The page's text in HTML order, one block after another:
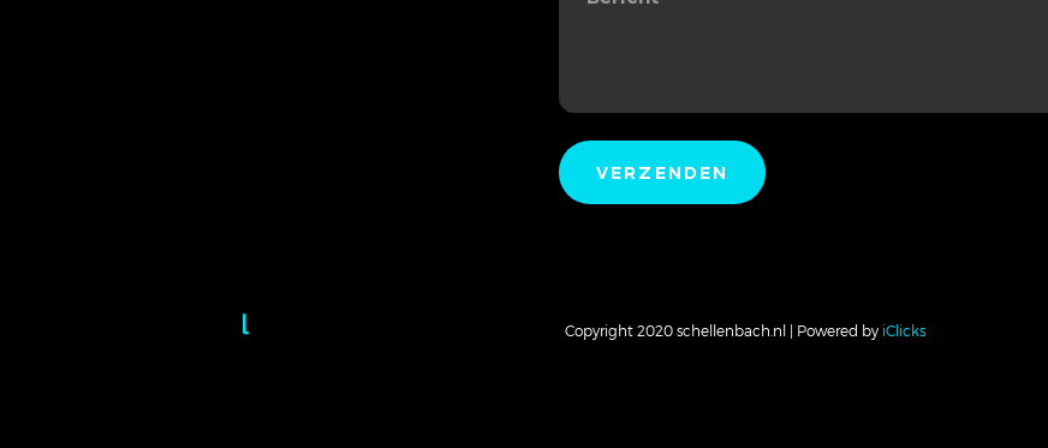
Copyright 2020 schellenbach.nl | Powered by iClicks